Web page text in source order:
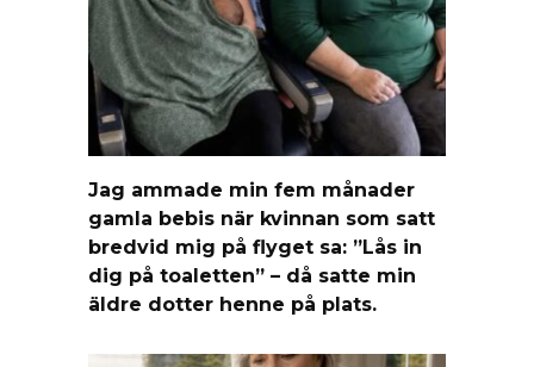
Jag ammade min fem månader
gamla bebis när kvinnan som satt
bredvid mig på flyget sa: ”Lås in
dig på toaletten” – då satte min
äldre dotter henne på plats.